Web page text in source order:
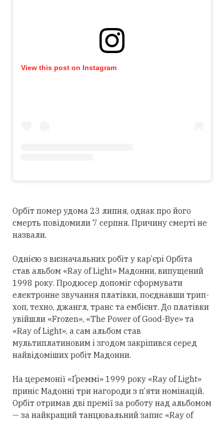
View this post on Instagram
Орбіт помер удома 23 липня, однак про його
смерть повідомили 7 серпня. Причину смерті не
назвали.
Однією з визначальних робіт у кар’єрі Орбіта
став альбом «Ray of Light» Мадонни, випущений
1998 року. Продюсер допоміг сформувати
електронне звучання платівки, поєднавши трип-
хоп, техно, джангл, транс та ембієнт. До платівки
увійшли «Frozen», «The Power of Good-Bye» та
«Ray of Light», а сам альбом став
мультиплатиновим і згодом закріпився серед
найвідоміших робіт Мадонни.
На церемонії «Ґреммі» 1999 року «Ray of Light»
приніс Мадонні три нагороди з п’яти номінацій.
Орбіт отримав дві премії за роботу над альбомом
— за найкращий танцювальний запис «Ray of